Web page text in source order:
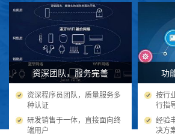
资深团队，服务完善
资深程序员团队，质量服务多
种认证
研发销售于一体，直接面向终
端用户
功
按行
行指
经验
决方